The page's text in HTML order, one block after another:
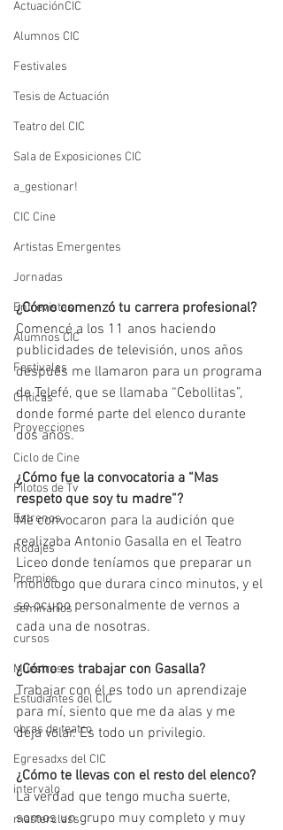
ActuaciónCIC
Alumnos CIC
Festivales
Tesis de Actuación
Teatro del CIC
Sala de Exposiciones CIC
a_gestionar!
CIC Cine
Artistas Emergentes
Jornadas
Entrevistas
Alumnos CIC
Festivales
Críticas
Proyecciones
Ciclo de Cine
Pilotos de Tv
Estrenos
Rodajes
Premios
seminarios
cursos
Muestras
Estudiantes del CIC
obras de teatro
Egresadxs del CIC
intervalo
masterclass
¿Cómo comenzó tu carrera profesional?
Comencé a los 11 anos haciendo
publicidades de televisión, unos años
después me llamaron para un programa
de Telefé, que se llamaba “Cebollitas”,
donde formé parte del elenco durante
dos años.
¿Cómo fue la convocatoria a “Mas
respeto que soy tu madre”?
Me convocaron para la audición que
realizaba Antonio Gasalla en el Teatro
Liceo donde teníamos que preparar un
monólogo que durara cinco minutos, y el
se ocupo personalmente de vernos a
cada una de nosotras.
¿Cómo es trabajar con Gasalla?
Trabajar con él es todo un aprendizaje
para mí, siento que me da alas y me
deja volar. Es todo un privilegio.
¿Cómo te llevas con el resto del elenco?
La verdad que tengo mucha suerte,
somos un grupo muy completo y muy